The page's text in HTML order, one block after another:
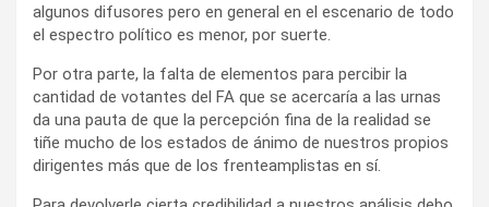
algunos difusores pero en general en el escenario de todo
el espectro político es menor, por suerte.
Por otra parte, la falta de elementos para percibir la
cantidad de votantes del FA que se acercaría a las urnas
da una pauta de que la percepción fina de la realidad se
tiñe mucho de los estados de ánimo de nuestros propios
dirigentes más que de los frenteamplistas en sí.